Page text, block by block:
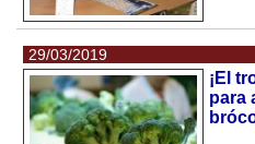
29/03/2019
¡El
para